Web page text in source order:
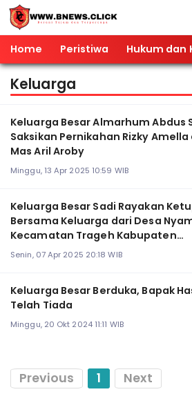
Home Peristiwa Hukum dan
Keluarga
Keluarga Besar Almarhum Abdus
Saksikan Pernikahan Rizky Amella
Mas Aril Aroby
Minggu, 13 Apr 2025 10:59 WIB
Keluarga Besar Sadi Rayakan
Bersama Keluarga dari Desa
Kecamatan Trageh Kabupaten
Bangkalan
Senin, 07 Apr 2025 20:18 WIB
Keluarga Besar Berduka, Bapak
Telah Tiada
Minggu, 20 Okt 2024 11:11 WIB
Previous 1 Next